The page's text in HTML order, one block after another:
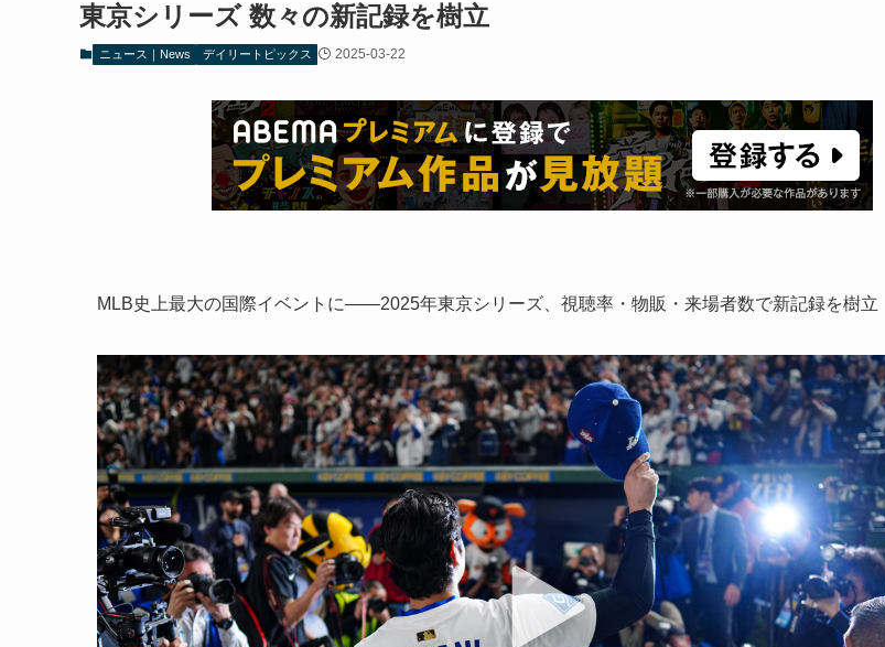
東京シリーズ 数々の新記録を樹立
ニュース｜News デイリートピックス 2025-03-22
MLB史上最大の国際イベントに――2025年東京シリーズ、視聴率・物販・来場者数で新記録を樹立